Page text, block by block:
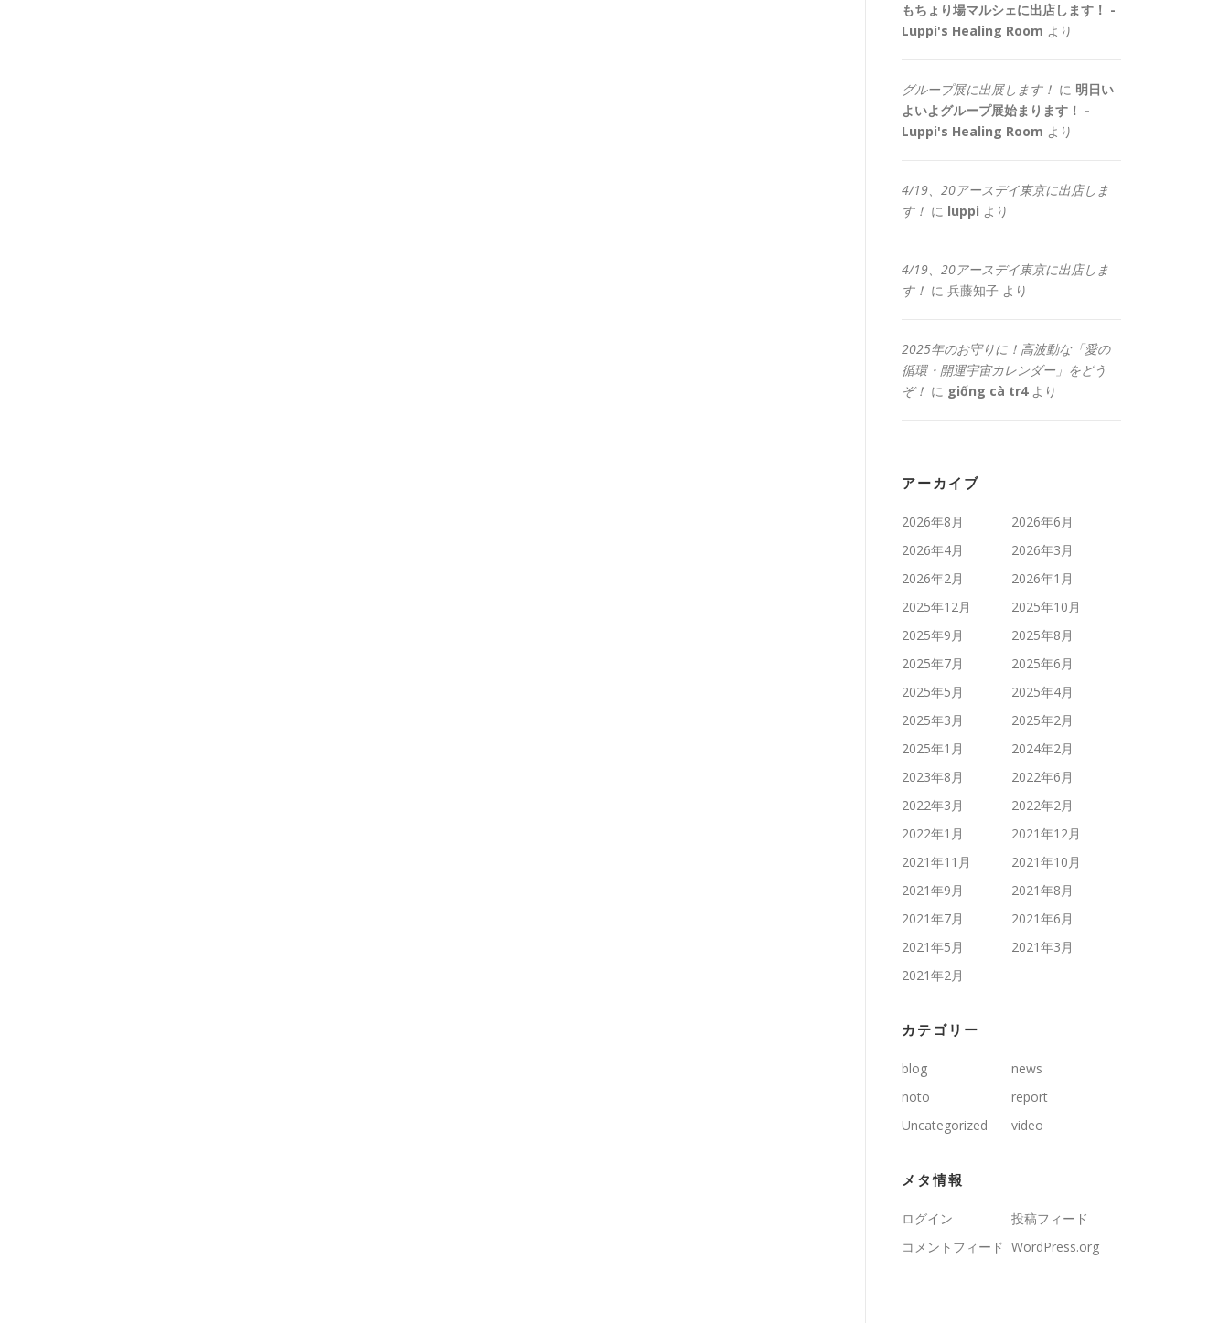
もちょり場マルシェに出店します！ -
Luppi's Healing Room より
グループ展に出展します！ に 明日い
よいよグループ展始まります！ -
Luppi's Healing Room より
4/19、20アースデイ東京に出店しま
す！ に luppi より
4/19、20アースデイ東京に出店しま
す！ に 兵藤知子 より
2025年のお守りに！高波動な「愛の
循環・開運宇宙カレンダー」をどう
ぞ！ に giống cà tr4より
アーカイブ
2026年8月
2026年6月
2026年4月
2026年3月
2026年2月
2026年1月
2025年12月
2025年10月
2025年9月
2025年8月
2025年7月
2025年6月
2025年5月
2025年4月
2025年3月
2025年2月
2025年1月
2024年2月
2023年8月
2022年6月
2022年3月
2022年2月
2022年1月
2021年12月
2021年11月
2021年10月
2021年9月
2021年8月
2021年7月
2021年6月
2021年5月
2021年3月
2021年2月
カテゴリー
blog
news
noto
report
Uncategorized
video
メタ情報
ログイン
投稿フィード
コメントフィード WordPress.org